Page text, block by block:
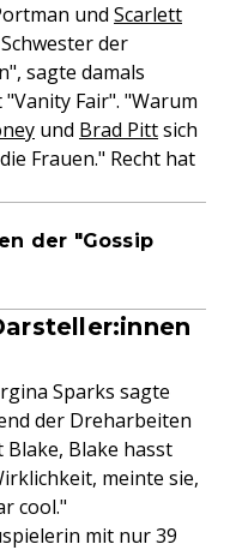
und Scarlett
der
sagte damals
Fair". "Warum
und Brad Pittsich
Frauen." Recht hat
der "Gossip
Sparks sagte
der Dreharbeiten
Blake hasst
meinte sie,
cool."
mit nur 39